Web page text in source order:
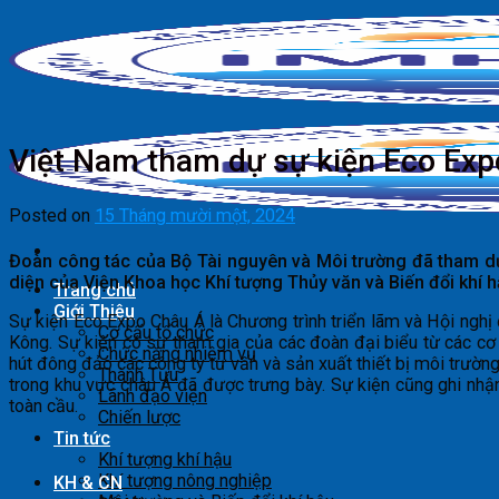
content
Trang chủ
Giới Thiệu
Cơ cấu tổ chức
Chức năng nhiệm vụ
Thành Tựu
Lãnh đạo viện
Chiến lược
Tin tức
Khí tượng khí hậu
Khí tượng nông nghiệp
KH & CN
Việt Nam tham dự sự kiện Eco
Posted on 15 Tháng mười một, 2024
Đoàn công tác của Bộ Tài nguyên và Môi trường đã tham
diện của Viện Khoa học Khí tượng Thủy văn và Biến đổi
Sự kiện Eco Expo Châu Á là Chương trình triển lãm và Hội
Kông. Sự kiện có sự tham gia của các đoàn đại biểu từ các
hút đông đảo các công ty tư vấn và sản xuất thiết bị môi
trong khu vực châu Á đã được trưng bày. Sự kiện cũng ghi
toàn cầu.